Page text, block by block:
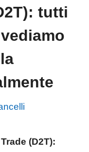
tutti
(D2T):